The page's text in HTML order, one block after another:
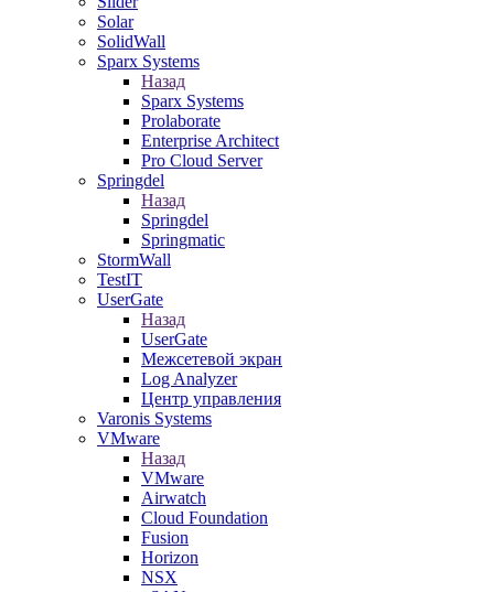
Solar
SolidWall
Sparx Systems
Назад
Sparx Systems
Prolaborate
Enterprise Architect
Pro Cloud Server
Springdel
Назад
Springdel
Springmatic
StormWall
TestIT
UserGate
Назад
UserGate
Межсетевой экран
Log Analyzer
Центр управления
Varonis Systems
VMware
Назад
VMware
Airwatch
Cloud Foundation
Fusion
Horizon
NSX